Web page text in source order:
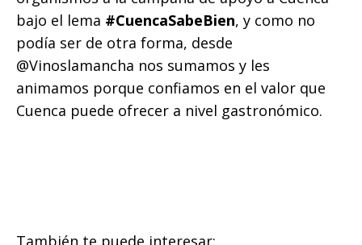
bajo el lema #CuencaSabeBien, y como no
podía ser de otra forma, desde
@Vinoslamancha nos sumamos y les
animamos porque confiamos en el valor que
Cuenca puede ofrecer a nivel gastronómico.
También te puede interesar: